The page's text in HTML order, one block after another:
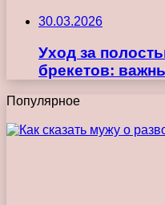
30.03.2026
Уход за
брекетов:
Популярное